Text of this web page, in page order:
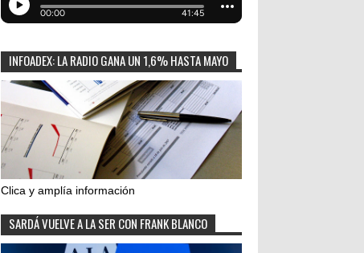
INFOADEX: LA RADIO GANA UN 1,6% HASTA MAYO
Clica y amplía información
SARDÁ VUELVE A LA SER CON FRANK BLANCO